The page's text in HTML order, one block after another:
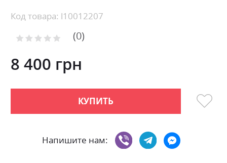
beginning
the
gallery
Код товара: l10012207
Рейтинг: 0
8 400 грн
КУПИТЬ
Напишите нам: